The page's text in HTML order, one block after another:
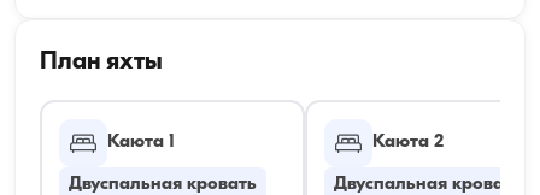
План яхты
Каюта 1
Двуспальная кровать
Каюта 2
Двуспальная кровать